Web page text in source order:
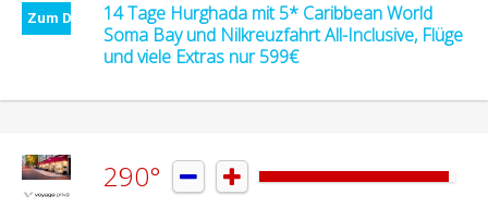
Zum Deal
14 Tage Hurghada mit 5* Caribbean World
Soma Bay und Nilkreuzfahrt All-Inclusive, Flüge
und viele Extras nur 599€
290°  